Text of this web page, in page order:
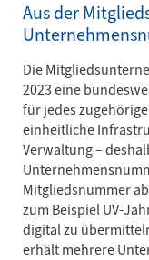
Aus der
Die
2023 eine
für jedes
einheitliche
Verwaltung –
Mitgliedsnummer
zum Beispiel UV-
digital zu
erhält mehrere